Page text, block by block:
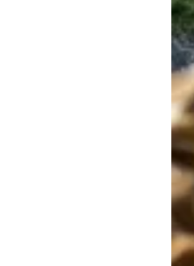
Противодействие